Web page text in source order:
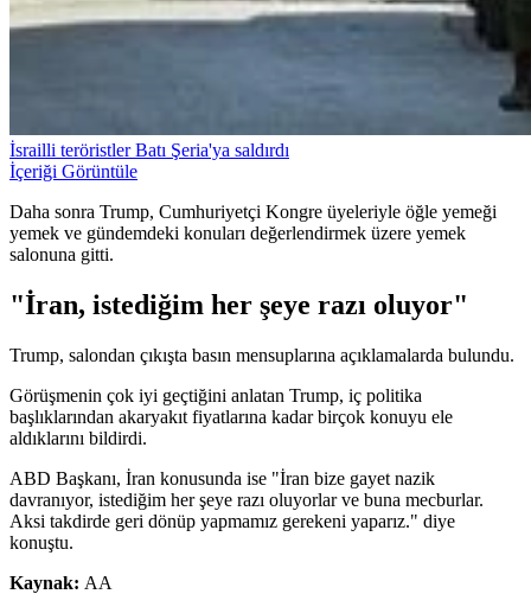
İsrailli teröristler Batı Şeria'ya saldırdı
İçeriği Görüntüle
Daha sonra Trump, Cumhuriyetçi Kongre üyeleriyle öğle yemeği
yemek ve gündemdeki konuları değerlendirmek üzere yemek
salonuna gitti.
"İran, istediğim her şeye razı oluyor"
Trump, salondan çıkışta basın mensuplarına açıklamalarda bulundu.
Görüşmenin çok iyi geçtiğini anlatan Trump, iç politika
başlıklarından akaryakıt fiyatlarına kadar birçok konuyu ele
aldıklarını bildirdi.
ABD Başkanı, İran konusunda ise "İran bize gayet nazik
davranıyor, istediğim her şeye razı oluyorlar ve buna mecburlar.
Aksi takdirde geri dönüp yapmamız gerekeni yaparız." diye
konuştu.
Kaynak: AA